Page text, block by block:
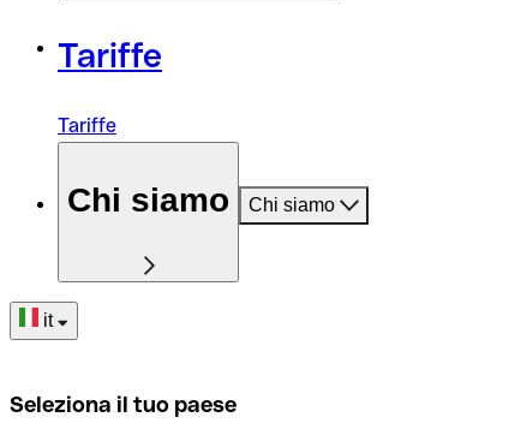
Tariffe
Tariffe
Chi siamo Chi siamo
it
Seleziona il tuo paese